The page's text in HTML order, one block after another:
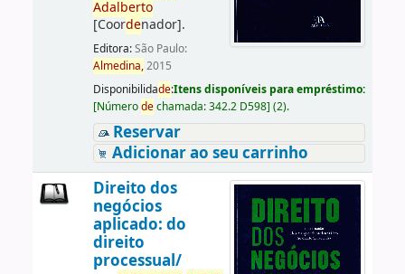
Adalberto
[Coordenador].
Editora:São Paulo:
Almedina,2015
Disponibilidade:Itens disponíveis para empréstimo:
[Númerodechamada:342.2 D598] (2).
Reservar
Adicionar ao seu carrinho
Direito dos
negócios
aplicado: do
direito
processual/